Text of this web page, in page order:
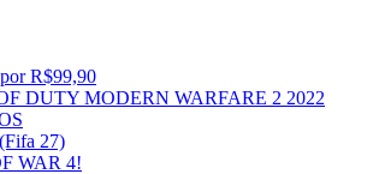
R$99,90
DUTY MODERN WARFARE 2 2022
27)
WAR 4!